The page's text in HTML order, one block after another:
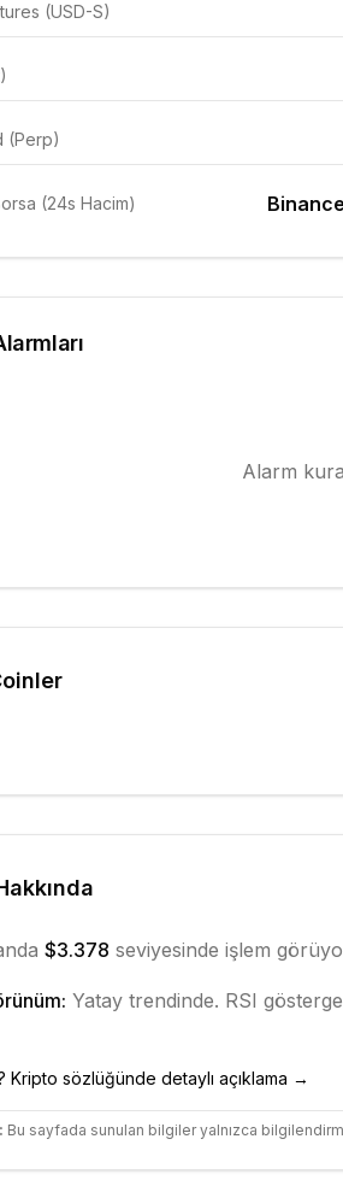
(USD-S)
(Perp)
(24s Hacim)
Alarm
$3.378 seviyesinde işlem
Yataytrendinde. RSI
Kripto sözlüğünde detaylı açıklama →
Bu sayfada sunulan bilgiler yalnızca